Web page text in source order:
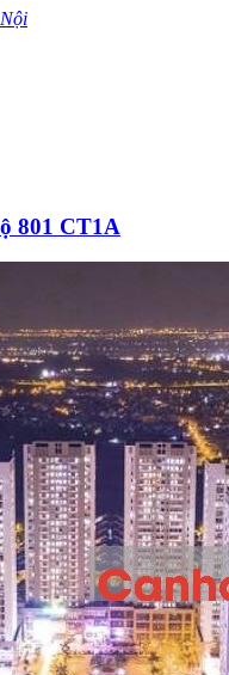
801 CT1A